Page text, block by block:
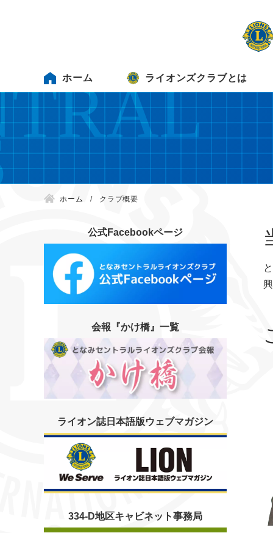
ホーム ライオンズクラブとは
ホーム クラブ概要
公式Facebookページ
会報『かけ橋』一覧
ライオン誌日本語版ウェブマガジン
334-D地区キャビネット事務局